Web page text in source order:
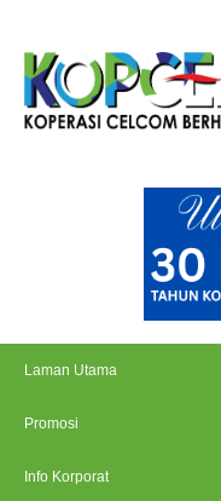
Laman Utama
Promosi
Info Korporat